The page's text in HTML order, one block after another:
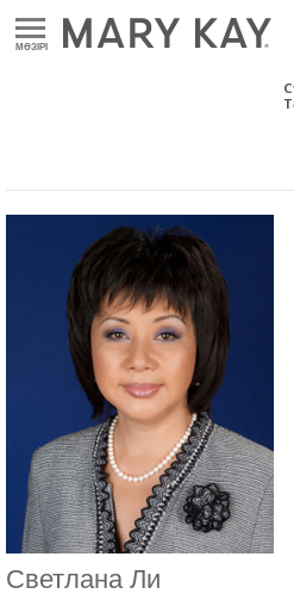
MӘЗІРІ
Светлана Ли